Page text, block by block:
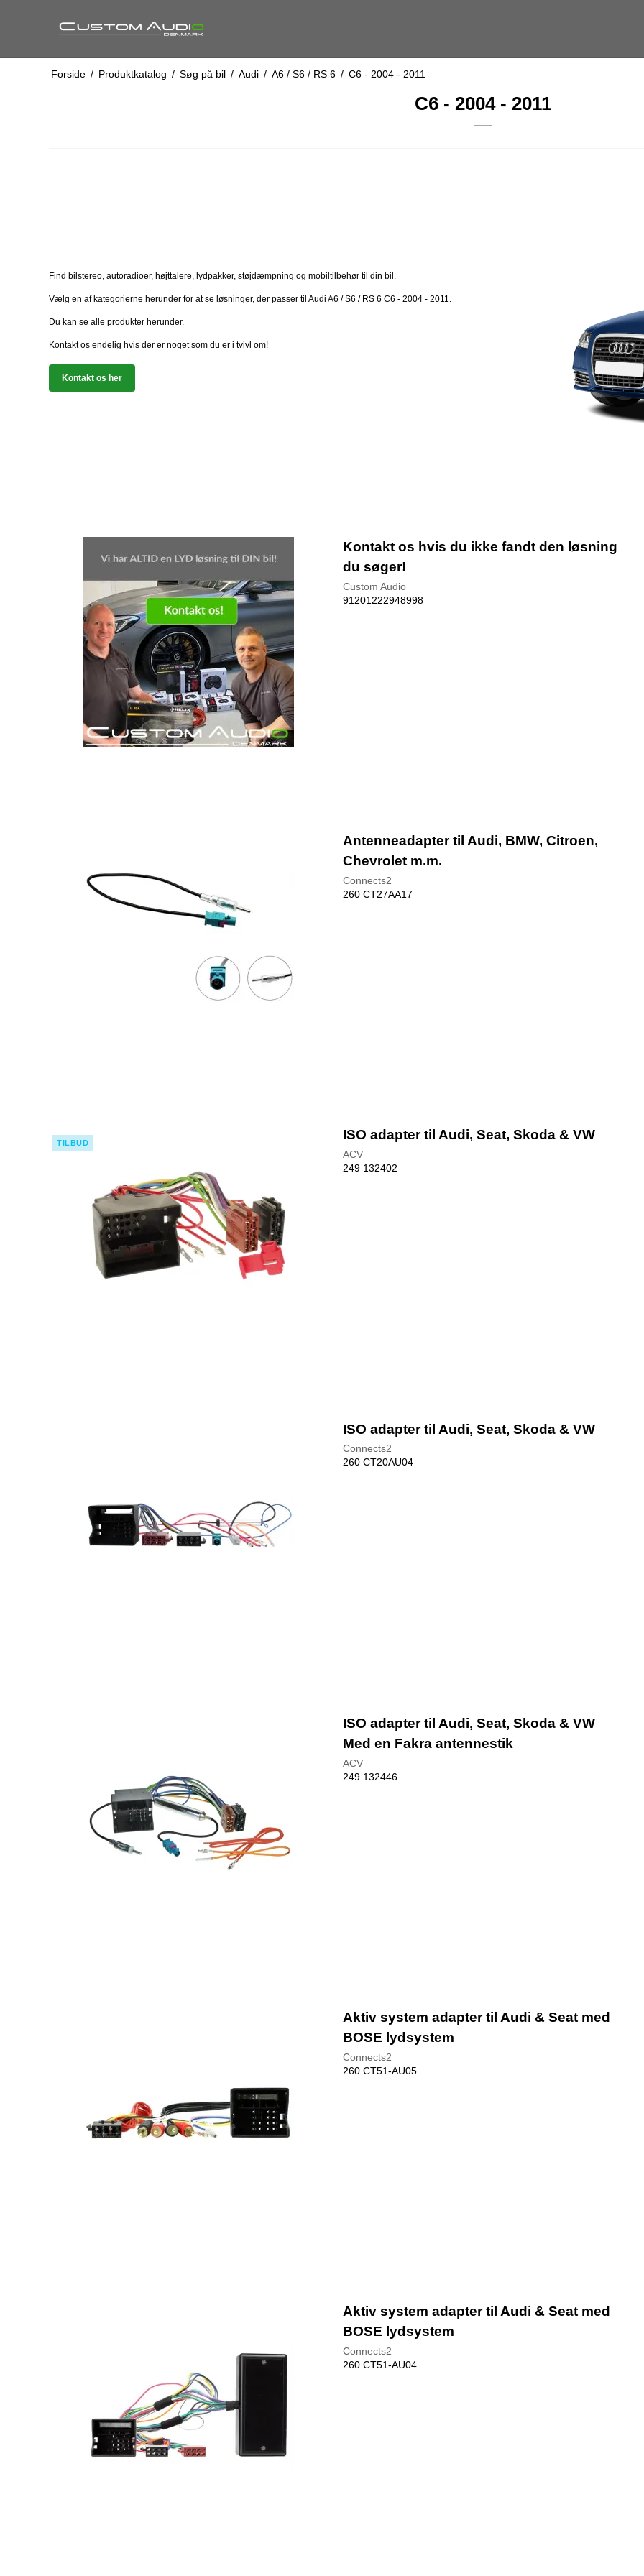
Forside / Produktkatalog / Søg på bil / Audi / A6 / S6 / RS 6 / C6 - 2004 - 2011
C6 - 2004 - 2011
Find bilstereo, autoradioer, højttalere, lydpakker, støjdæmpning og mobiltilbehør til din bil.
Vælg en af kategorierne herunder for at se løsninger, der passer til Audi A6 / S6 / RS 6 C6 - 2004 - 2011.
Du kan se alle produkter herunder.
Kontakt os endelig hvis der er noget som du er i tvivl om!
Kontakt os her
Kontakt os hvis du ikke fandt den løsning
du søger!
Custom Audio
91201222948998
Antenneadapter til Audi, BMW, Citroen,
Chevrolet m.m.
Connects2
260 CT27AA17
TILBUD
ISO adapter til Audi, Seat, Skoda & VW
ACV
249 132402
ISO adapter til Audi, Seat, Skoda & VW
Connects2
260 CT20AU04
ISO adapter til Audi, Seat, Skoda & VW
Med en Fakra antennestik
ACV
249 132446
Aktiv system adapter til Audi & Seat med
BOSE lydsystem
Connects2
260 CT51-AU05
Aktiv system adapter til Audi & Seat med
BOSE lydsystem
Connects2
260 CT51-AU04